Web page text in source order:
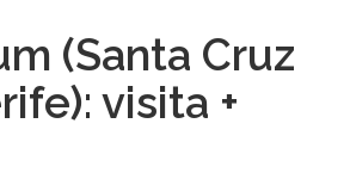
(Santa Cruz
visita +